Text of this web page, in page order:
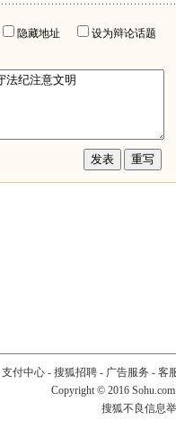
隐藏地址
设为辩论话题
支付中心- 搜狐招聘- 广告服务 - 客
Copyright © 2016
搜狐不良信息